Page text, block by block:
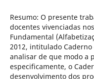
Resumo: O presente
docentes vivenciadas
Fundamental
2012, intitulado
analisar de que modo a
especificamente, o
desenvolvimento dos